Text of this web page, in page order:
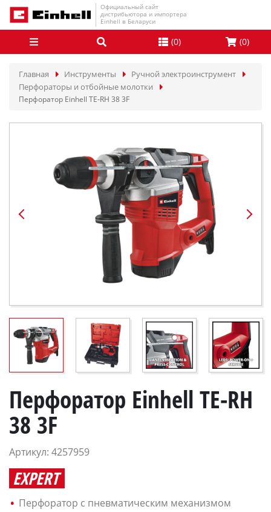
Официальный сайт
дистрибьютора и импортера
Einhell в Беларуси
(0) (0)
Главная Инструменты
Ручной электроинструмент
Перфораторы и отбойные молотки
Перфоратор Einhell TE-RH 38 3F
Перфоратор Einhell TE-RH
38 3F
Артикул: 4257959
EXPERT
Перфоратор с пневматическим механизмом